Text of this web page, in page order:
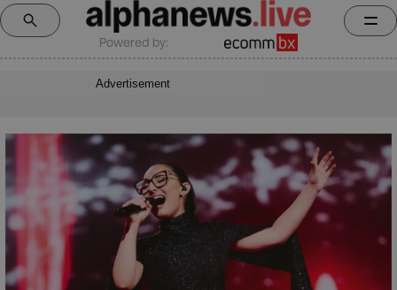
Powered by:
Advertisement